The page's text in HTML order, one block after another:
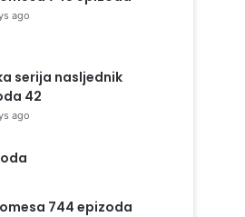
ago
serija nasljednik
42
ago
744 epizoda